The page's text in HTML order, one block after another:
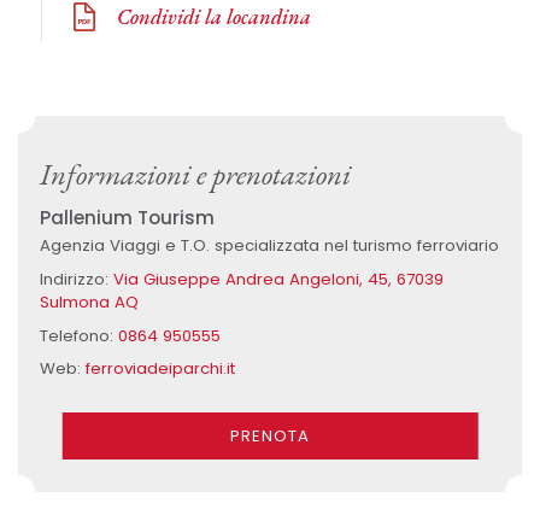
Condividi la locandina
Informazioni e prenotazioni
Pallenium Tourism
Agenzia Viaggi e T.O. specializzata nel turismo ferroviario
Indirizzo: Via Giuseppe Andrea Angeloni, 45, 67039
Sulmona AQ
Telefono: 0864 950555
Web:ferroviadeiparchi.it
PRENOTA